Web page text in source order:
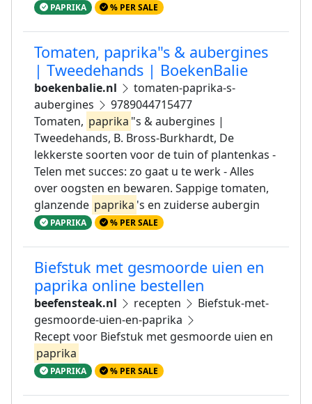
PAPRIKA % PER SALE
Tomaten, paprika"s & aubergines
| Tweedehands | BoekenBalie
boekenbalie.nl
tomaten-paprika-s-
aubergines
9789044715477
Tomaten, paprika "s & aubergines |
Tweedehands, B. Bross-Burkhardt, De
lekkerste soorten voor de tuin of plantenkas -
Telen met succes: zo gaat u te werk - Alles
over oogsten en bewaren. Sappige tomaten,
glanzende paprika 's en zuiderse aubergin
PAPRIKA % PER SALE
Biefstuk met gesmoorde uien en
paprika online bestellen
beefensteak.nl recepten
Biefstuk-met-
gesmoorde-uien-en-paprika
Recept voor Biefstuk met gesmoorde uien en
paprika
PAPRIKA % PER SALE